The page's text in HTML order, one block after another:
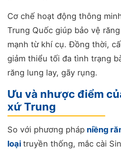
Cơ chế hoạt động thông
Trung Quốc giúp bảo vệ
mạnh từ khí cụ. Đồng thời,
giảm thiểu tối đa tình trạng
răng lung lay, gãy rụng.
Ưu và nhược điểm
xứ Trung
So với phương pháp niềng
loại truyền thống, mắc cài